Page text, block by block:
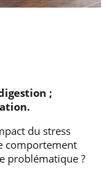
;
du stress
comportement
problématique ?